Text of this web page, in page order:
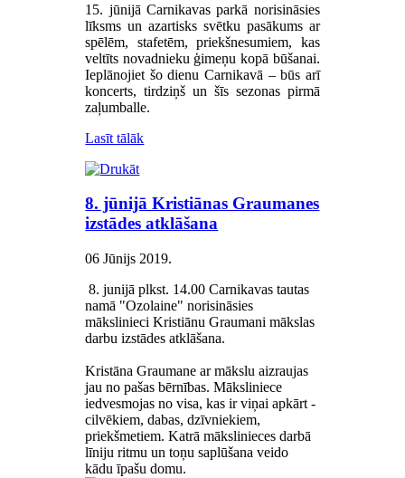
15. jūnijā Carnikavas parkā norisināsies
līksms un azartisks svētku pasākums ar
spēlēm, stafetēm, priekšnesumiem, kas
veltīts novadnieku ģimeņu kopā būšanai.
Ieplānojiet šo dienu Carnikavā – būs arī
koncerts, tirdziņš un šīs sezonas pirmā
zaļumballe.
Lasīt tālāk
8. jūnijā Kristiānas Graumanes
izstādes atklāšana
06 Jūnijs 2019.
8. junijā plkst. 14.00 Carnikavas tautas
namā "Ozolaine" norisināsies
mākslinieci Kristiānu Graumani mākslas
darbu izstādes atklāšana.
Kristāna Graumane ar mākslu aizraujas
jau no pašas bērnības. Māksliniece
iedvesmojas no visa, kas ir viņai apkārt -
cilvēkiem, dabas, dzīvniekiem,
priekšmetiem. Katrā mākslinieces darbā
līniju ritmu un toņu saplūšana veido
kādu īpašu domu.